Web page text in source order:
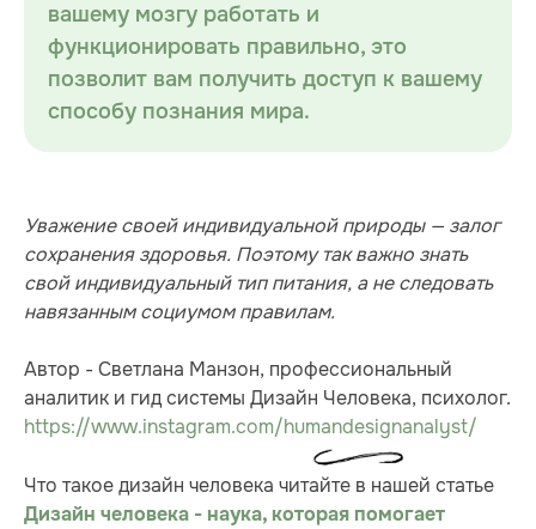
вашему мозгу работать и
функционировать правильно, это
позволит вам получить доступ к вашему
способу познания мира.
Уважение своей индивидуальной природы — залог
сохранения здоровья. Поэтому так важно знать
свой индивидуальный тип питания, а не следовать
навязанным социумом правилам.
Автор - Светлана Манзон, профессиональный
аналитик и гид системы Дизайн Человека, психолог.
https://www.instagram.com/humandesignanalyst/
Что такое дизайн человека читайте в нашей статье
Дизайн человека - наука, которая помогает